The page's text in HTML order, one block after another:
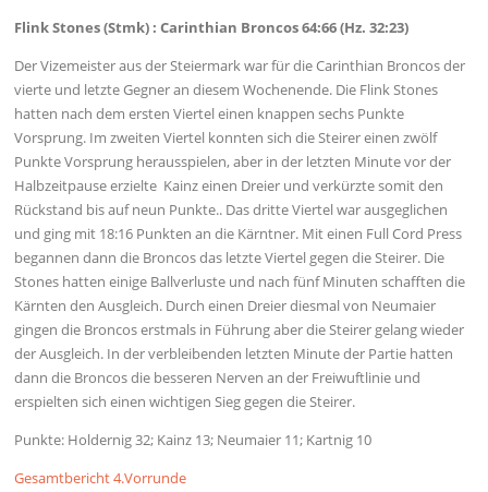
Flink Stones (Stmk) : Carinthian Broncos 64:66 (Hz. 32:23)
Der Vizemeister aus der Steiermark war für die Carinthian Broncos der
vierte und letzte Gegner an diesem Wochenende. Die Flink Stones
hatten nach dem ersten Viertel einen knappen sechs Punkte
Vorsprung. Im zweiten Viertel konnten sich die Steirer einen zwölf
Punkte Vorsprung herausspielen, aber in der letzten Minute vor der
Halbzeitpause erzielte Kainz einen Dreier und verkürzte somit den
Rückstand bis auf neun Punkte.. Das dritte Viertel war ausgeglichen
und ging mit 18:16 Punkten an die Kärntner. Mit einen Full Cord Press
begannen dann die Broncos das letzte Viertel gegen die Steirer. Die
Stones hatten einige Ballverluste und nach fünf Minuten schafften die
Kärnten den Ausgleich. Durch einen Dreier diesmal von Neumaier
gingen die Broncos erstmals in Führung aber die Steirer gelang wieder
der Ausgleich. In der verbleibenden letzten Minute der Partie hatten
dann die Broncos die besseren Nerven an der Freiwuftlinie und
erspielten sich einen wichtigen Sieg gegen die Steirer.
Punkte: Holdernig 32; Kainz 13; Neumaier 11; Kartnig 10
Gesamtbericht 4.Vorrunde